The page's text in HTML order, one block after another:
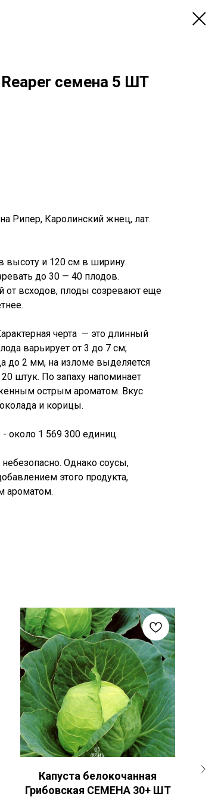
семена 5 ШТ
Рипер, Каролинский жнец, лат.
высоту и 120 см в ширину.
до 30 — 40 плодов.
от всходов, плоды созревают еще
черта — это длинный
варьирует от 3 до 7 см;
до 2 мм, на изломе выделяется
штук. По запаху напоминает
острым ароматом. Вкус
и корицы.
около 1 569 300 единиц.
Однако соусы,
этого продукта,
ароматом.
Капуста белокочанная
Грибовская СЕМЕНА 30+ ШТ